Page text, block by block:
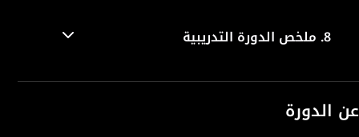
8. ملخص الدورة التدريبية
عن الدورة